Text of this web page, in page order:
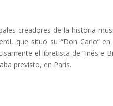
creadores de la historia
que situó su “Don Carlo” en
el libretista de “Inés e
previsto, en París.